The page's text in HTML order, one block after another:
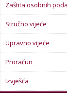
Zaštita osobnih
Stručno vijeće
Upravno vijeće
Proračun
Izvješća